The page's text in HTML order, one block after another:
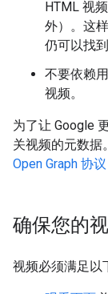
HTML 视
外）。这
仍可以找
不要依赖
视频。
为了让 Google
关视频的元数据
Open Graph 协
确保您的
视频必须满足以